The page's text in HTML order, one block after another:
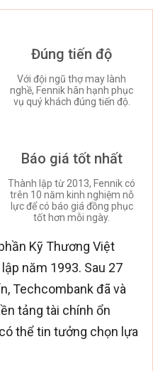
Đúng tiến độ
Với đội ngũ thợ may lành
nghề, Fennik hân hạnh phục
vụ quý khách đúng tiến độ.
Báo giá tốt nhất
Thành lập từ 2013, Fennik có
trên 10 năm kinh nghiệm nỗ
lực để có báo giá đồng phục
tốt hơn mỗi ngày.
Kỹ Thương Việt
năm 1993. Sau 27
Techcombank đã và
tảng tài chính ổn
thể tin tưởng chọn lựa